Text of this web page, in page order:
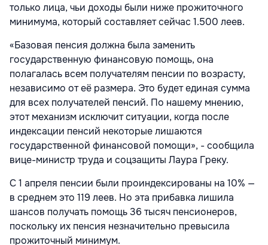
только лица, чьи доходы были ниже прожиточного
минимума, который составляет сейчас 1.500 леев.
«Базовая пенсия должна была заменить
государственную финансовую помощь, она
полагалась всем получателям пенсии по возрасту,
независимо от её размера. Это будет единая сумма
для всех получателей пенсий. По нашему мнению,
этот механизм исключит ситуации, когда после
индексации пенсий некоторые лишаются
государственной финансовой помощи», - сообщила
вице-министр труда и соцзащиты Лаура Греку.
С 1 апреля пенсии были проиндексированы на 10% —
в среднем это 119 леев. Но эта прибавка лишила
шансов получать помощь 36 тысяч пенсионеров,
поскольку их пенсия незначительно превысила
прожиточный минимум.